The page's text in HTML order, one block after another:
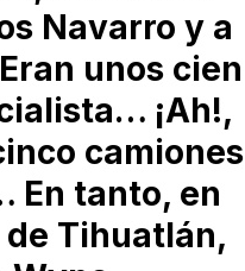
Navarro y a
unos cien
¡Ah!,
camiones
En tanto, en
Tihuatlán,